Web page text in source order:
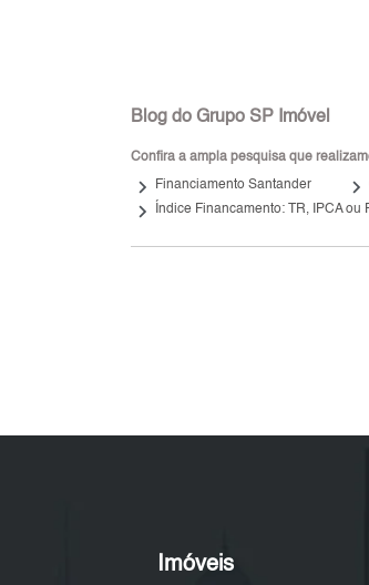
Blog do Grupo SP Imóvel
Confira a ampla pesquisa que
keyboard_arrow_right Financiamento Santander keyboard_arrow_right
keyboard_arrow_right Índice Financamento: TR, IPCA ou
Imóveis